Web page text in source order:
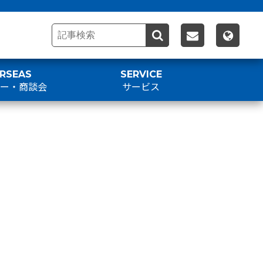
・商談会
SERVICE
サービス